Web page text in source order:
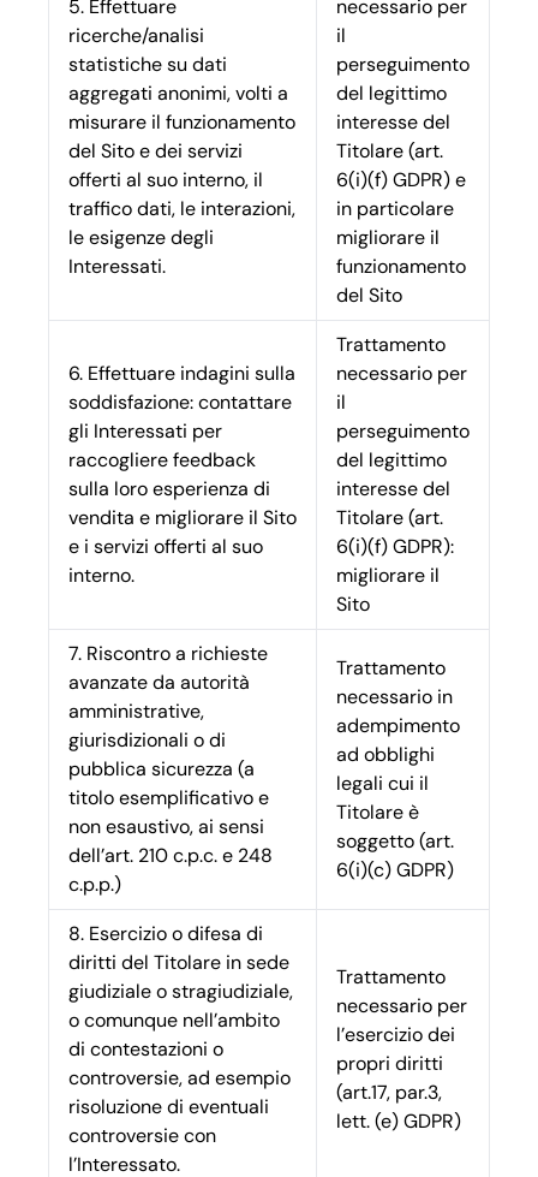
5. Effettuare
ricerche/analisi
statistiche su dati
aggregati anonimi, volti a
misurare il funzionamento
del Sito e dei servizi
offerti al suo interno, il
traffico dati, le interazioni,
le esigenze degli
Interessati.
necessario per
il
perseguimento
del legittimo
interesse del
Titolare (art.
6(i)(f) GDPR) e
in particolare
migliorare il
funzionamento
del Sito
6. Effettuare indagini sulla
soddisfazione: contattare
gli Interessati per
raccogliere feedback
sulla loro esperienza di
vendita e migliorare il Sito
e i servizi offerti al suo
interno.
Trattamento
necessario per
il
perseguimento
del legittimo
interesse del
Titolare (art.
6(i)(f) GDPR):
migliorare il
Sito
7. Riscontro a richieste
avanzate da autorità
amministrative,
giurisdizionali o di
pubblica sicurezza (a
titolo esemplificativo e
non esaustivo, ai sensi
dell’art. 210 c.p.c. e 248
c.p.p.)
Trattamento
necessario in
adempimento
ad obblighi
legali cui il
Titolare è
soggetto (art.
6(i)(c) GDPR)
8. Esercizio o difesa di
diritti del Titolare in sede
giudiziale o stragiudiziale,
o comunque nell’ambito
di contestazioni o
controversie, ad esempio
risoluzione di eventuali
controversie con
l’Interessato.
Trattamento
necessario per
l’esercizio dei
propri diritti
(art.17, par.3,
lett. (e) GDPR)